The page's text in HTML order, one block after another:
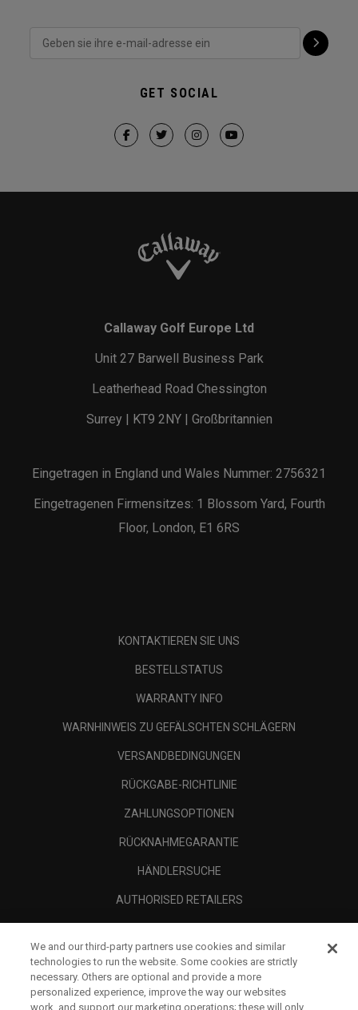
GET SOCIAL
Callaway Golf Europe Ltd
Unit 27 Barwell Business Park
Leatherhead Road Chessington
Surrey | KT9 2NY | Großbritannien
Eingetragen in England und Wales Nummer: 2756321
Eingetragenen Firmensitzes: 1 Blossom Yard, Fourth
Floor, London, E1 6RS
KONTAKTIEREN SIE UNS
BESTELLSTATUS
WARRANTY INFO
WARNHINWEIS ZU GEFÄLSCHTEN SCHLÄGERN
VERSANDBEDINGUNGEN
RÜCKGABE-RICHTLINIE
ZAHLUNGSOPTIONEN
RÜCKNAHMEGARANTIE
HÄNDLERSUCHE
AUTHORISED RETAILERS
UNTERNEHMENSPROFIL
RECHTLICHES-
We and our third-party partners use cookies and similar
technologies to run the website. Some cookies are strictly
necessary. Others are optional and provide a more
personalized experience, improve the way our websites
work, and support our marketing operations; these will only